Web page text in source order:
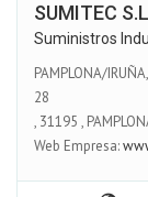
SUMITEC
Suministros
PAMPLONA/
28
, 31195 ,
Web Empresa: